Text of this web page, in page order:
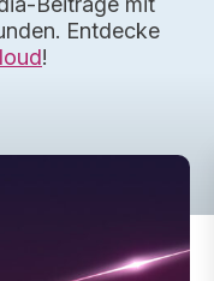
Entdecke
!
für Gebrauchte